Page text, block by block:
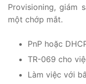
Provisioning, giám
một chớp mắt.
PnP hoặc
TR-069 cho
Làm việc với